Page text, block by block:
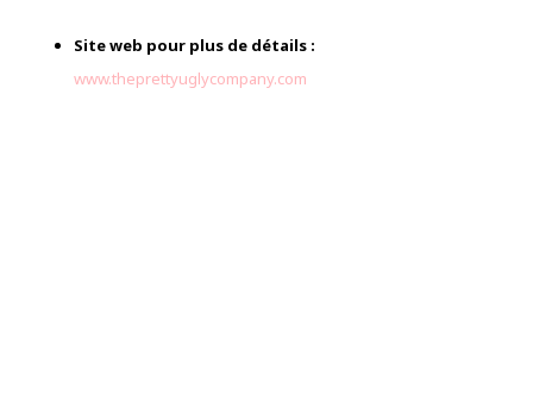
Site web pour plus de détails :
www.theprettyuglycompany.com